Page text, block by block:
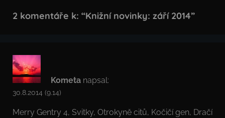
2 komentáře k: “Knižní novinky: září 2014”
Kometa napsal:
30.8.2014 (9.14)
Merry Gentry 4, Svitky, Otrokyně citů, Kočičí gen, Dračí